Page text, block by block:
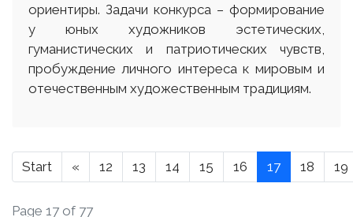
ориентиры. Задачи конкурса – формирование
у юных художников эстетических,
гуманистических и патриотических чувств,
пробуждение личного интереса к мировым и
отечественным художественным традициям.
Start « 12 13 14 15 16 17 18 19
Page 17 of 77